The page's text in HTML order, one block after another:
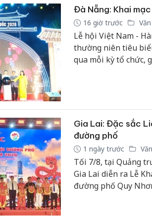
Đà Nẵng: Khai
16 giờ trước
Lễ hội Việt Nam -
thường niên tiêu
qua mỗi kỳ tổ chức,
Gia Lai: Đặc sắc
đường phố
1 ngày trước
Tối 7/8, tại Quảng
Gia Lai diễn ra Lễ
đường phố Quy